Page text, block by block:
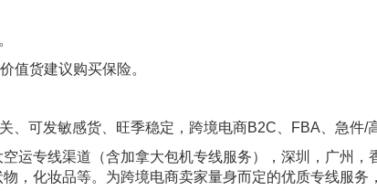
值货建议购买保险。
、可发敏感货、旺季稳定，跨境电商B2C、FBA、急件/
运专线渠道（含加拿大包机专线服务），深圳，广州
，化妆品等。为跨境电商卖家量身而定的优质专线服务